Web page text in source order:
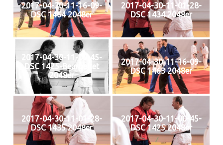
2017-04-30-11-16-09-
DSC 1464 2048er
2017-04-30-11-01-28-
DSC 1434 2048er
2017-04-30-11-00-45-
DSC 1425-Bearbeitet
2048er
2017-04-30-11-16-09-
DSC 1463 2048er
2017-04-30-11-01-28-
DSC 1435 2048er
2017-04-30-11-00-45-
DSC 1425 2048er